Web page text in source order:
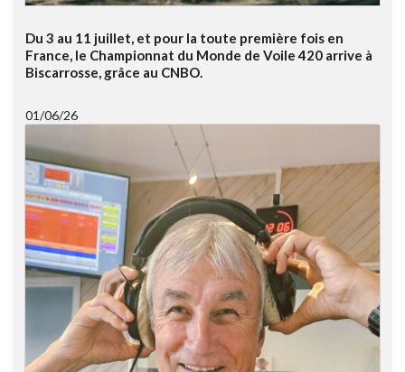
Du 3 au 11 juillet, et pour la toute première fois en
France, le Championnat du Monde de Voile 420 arrive à
Biscarrosse, grâce au CNBO.
01/06/26